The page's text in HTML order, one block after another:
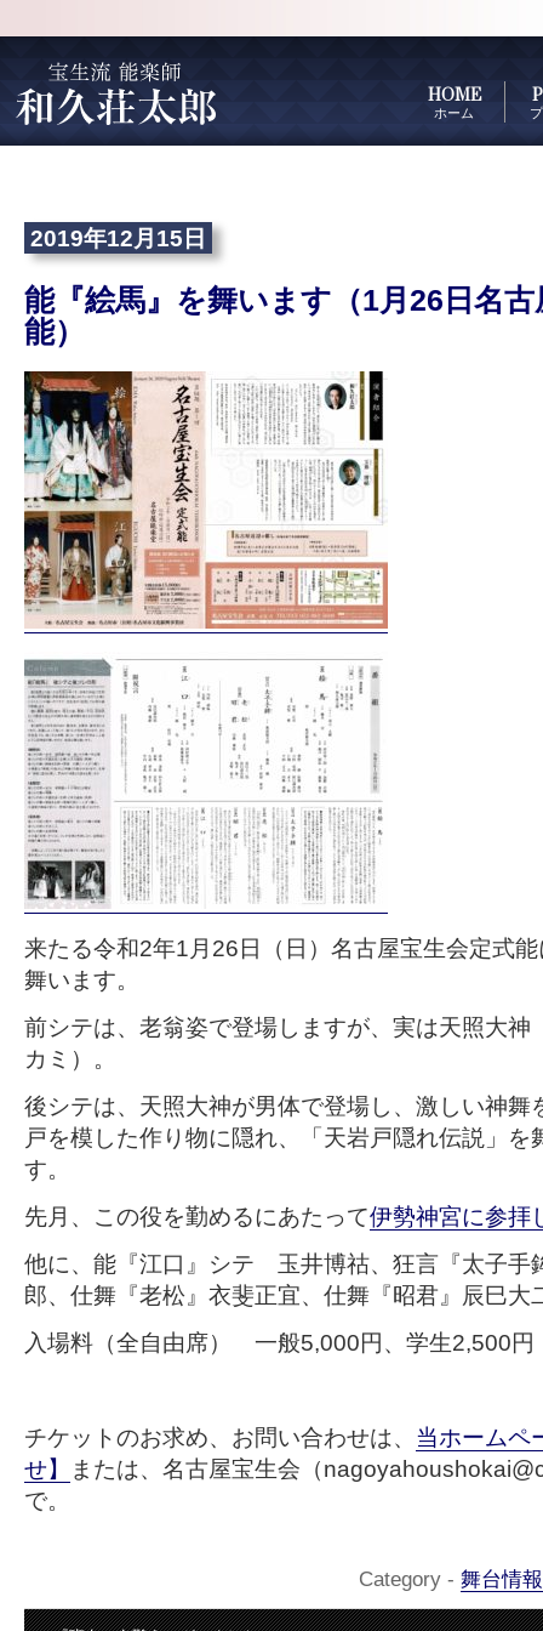
HOME
ホーム
2019年12月15日
能『絵馬』を舞います（1月26日名
能）
来たる令和2年1月26日（日）名古屋宝生会定式
舞います。
前シテは、老翁姿で登場しますが、実は天照大神
カミ）。
後シテは、天照大神が男体で登場し、激しい神舞
戸を模した作り物に隠れ、「天岩戸隠れ伝説」を
す。
先月、この役を勤めるにあたって伊勢神宮に参拝
他に、能『江口』シテ 玉井博祜、狂言『太子
郎、仕舞『老松』衣斐正宜、仕舞『昭君』辰巳大
入場料（全自由席） 一般5,000円、学生2,500円
チケットのお求め、お問い合わせは、 当ホームペ
せ】
または、名古屋宝生会（
で。
Category - 舞台情報